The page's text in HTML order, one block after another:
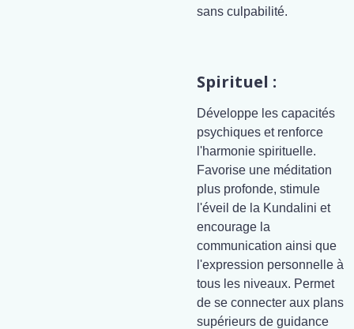
sans culpabilité.
Spirituel :
Développe les capacités
psychiques et renforce
l'harmonie spirituelle.
Favorise une méditation
plus profonde, stimule
l'éveil de la Kundalini et
encourage la
communication ainsi que
l'expression personnelle à
tous les niveaux. Permet
de se connecter aux plans
supérieurs de guidance